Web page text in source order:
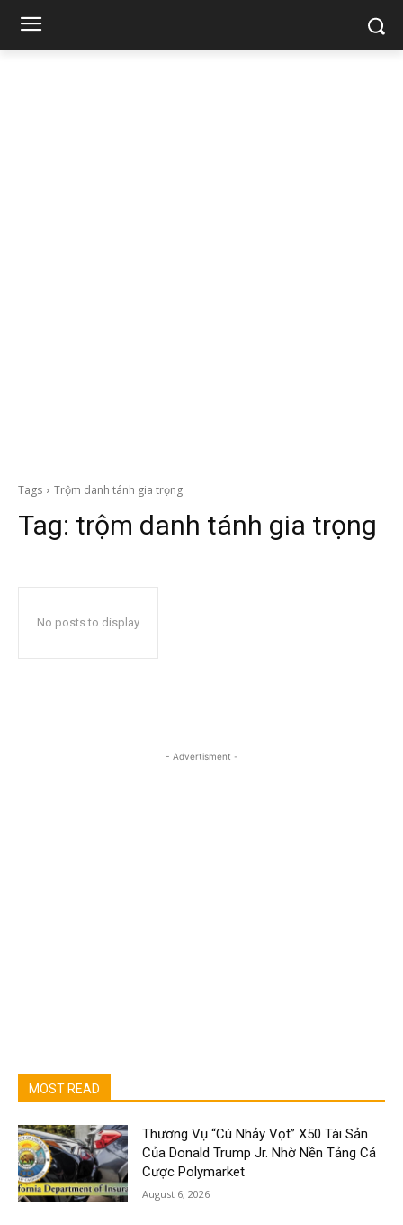
Tags Trộm danh tánh gia trọng
Tag: trộm danh tánh gia trọng
No posts to display
- Advertisment -
MOST READ
Thương Vụ “Cú Nhảy Vọt” X50 Tài Sản
Của Donald Trump Jr. Nhờ Nền Tảng Cá
Cược Polymarket
August 6, 2026